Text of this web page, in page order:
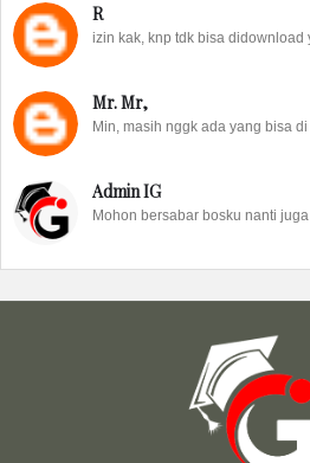
R
izin kak, knp tdk bisa didownload
Mr. Mr,
Min, masih nggk ada yang bisa
Admin IG
Mohon bersabar bosku nanti